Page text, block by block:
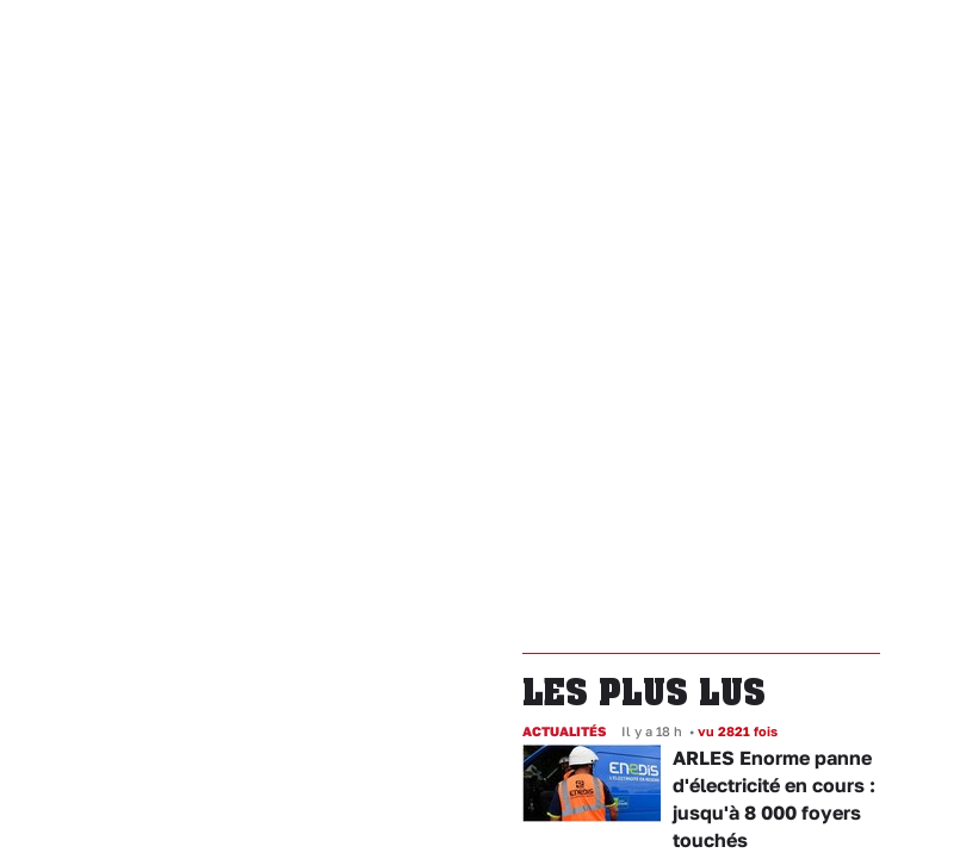
LES PLUS LUS
ACTUALITÉS Il y a 18 h • vu 2821 fois
ARLES Enorme panne
d'électricité en cours :
jusqu'à 8 000 foyers
touchés